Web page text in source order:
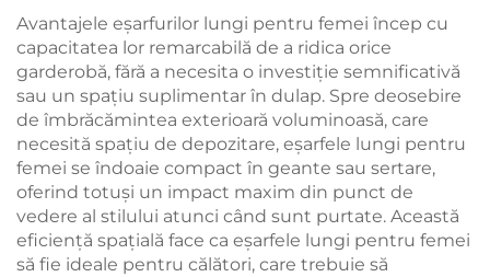
Avantajele eşarfurilor lungi pentru femei încep cu
capacitatea lor remarcabilă de a ridica orice
garderobă, fără a necesita o investiție semnificativă
sau un spațiu suplimentar în dulap. Spre deosebire
de îmbrăcămintea exterioară voluminoasă, care
necesită spațiu de depozitare, eşarfele lungi pentru
femei se îndoaie compact în geante sau sertare,
oferind totuși un impact maxim din punct de
vedere al stilului atunci când sunt purtate. Această
eficiență spațială face ca eşarfele lungi pentru femei
să fie ideale pentru călători, care trebuie să